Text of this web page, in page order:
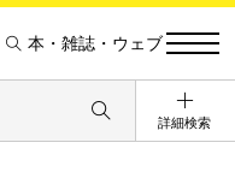
本・雑誌・ウェブ
詳細検索